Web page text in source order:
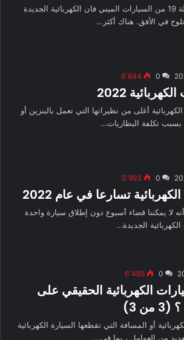
نستعرض في هذه المقالة 19 من السيارات الميني فان الكهربائية الجديدة
0 6٬644
2022
أغلى من نظيراتها التي تعمل بالبنزين أو
بسبب تكلفة البطاريات…
0 5٬993
تسارعا في عام 2022
أنه لا يمكننا قضاء أسبوع دون إطلاق سيارة واحدة
الجديدة…
0 6٬485
الكهربائية الحقيقي على
3)
أو المسافة التي تقطعها السيارة الكهربائية
من العوامل ، بما في…